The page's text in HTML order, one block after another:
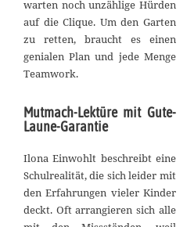
warten noch unzählige Hürden
auf die Clique. Um den Garten
zu retten, braucht es einen
genialen Plan und jede Menge
Teamwork.
Mutmach-Lektüre mit Gute-
Laune-Garantie
Ilona Einwohlt beschreibt eine
Schulrealität, die sich leider mit
den Erfahrungen vieler Kinder
deckt. Oft arrangieren sich alle